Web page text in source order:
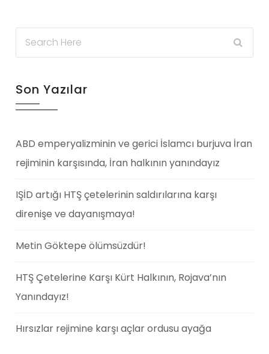
Son Yazılar
ABD emperyalizminin ve gerici İslamcı burjuva İran
rejiminin karşısında, İran halkının yanındayız
IŞİD artığı HTŞ çetelerinin saldırılarına karşı
direnişe ve dayanışmaya!
Metin Göktepe ölümsüzdür!
HTŞ Çetelerine Karşı Kürt Halkının, Rojava’nın
Yanındayız!
Hırsızlar rejimine karşı açlar ordusu ayağa